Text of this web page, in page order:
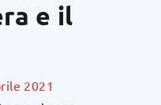
e il
2021